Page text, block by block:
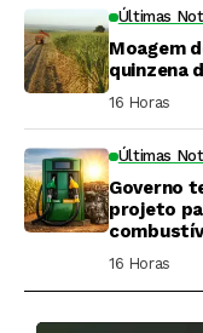
Últimas
Moagem
quinzena
16 Horas ⁮
Últimas
Governo
projeto
16 Horas ⁮